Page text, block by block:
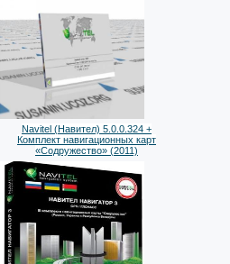
Navitel (Навител) 5.0.0.324 +
Комплект навигационных карт
«Содружество» (2011)